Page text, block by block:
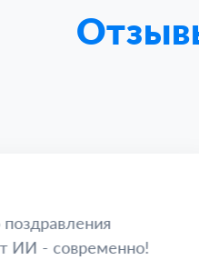
поздравления
ИИ - современно!